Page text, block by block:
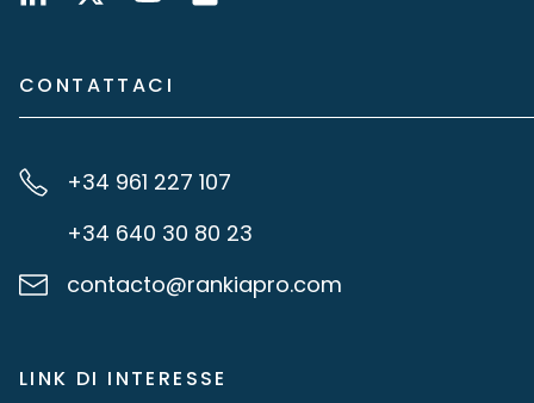
CONTATTACI
+34 961 227 107
+34 640 30 80 23
contacto@rankiapro.com
LINK DI INTERESSE